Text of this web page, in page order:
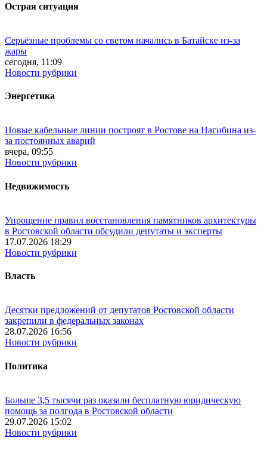
Острая ситуация
Серьёзные проблемы со светом начались в Батайске из-за
жары
сегодня, 11:09
Новости рубрики
Энергетика
Новые кабельные линии построят в Ростове на Нагибина из-
за постоянных аварий
вчера, 09:55
Новости рубрики
Недвижимость
Упрощение правил восстановления памятников архитектуры
в Ростовской области обсудили депутаты и эксперты
17.07.2026 18:29
Новости рубрики
Власть
Десятки предложений от депутатов Ростовской области
закрепили в федеральных законах
28.07.2026 16:56
Новости рубрики
Политика
Больше 3,5 тысячи раз оказали бесплатную юридическую
помощь за полгода в Ростовской области
29.07.2026 15:02
Новости рубрики